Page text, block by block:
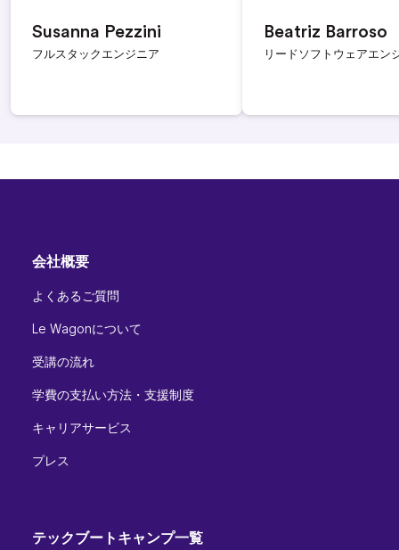
Susanna Pezzini
フルスタックエンジニア
Beatriz Barroso
リードソフトウェアエン
会社概要
よくあるご質問
Le Wagonについて
受講の流れ
学費の支払い方法・支援制度
キャリアサービス
プレス
テックブートキャンプ一覧